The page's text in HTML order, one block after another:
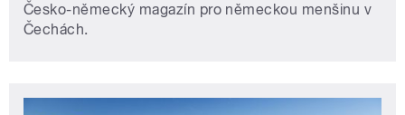
Česko-německý magazín pro německou menšinu v
Čechách.